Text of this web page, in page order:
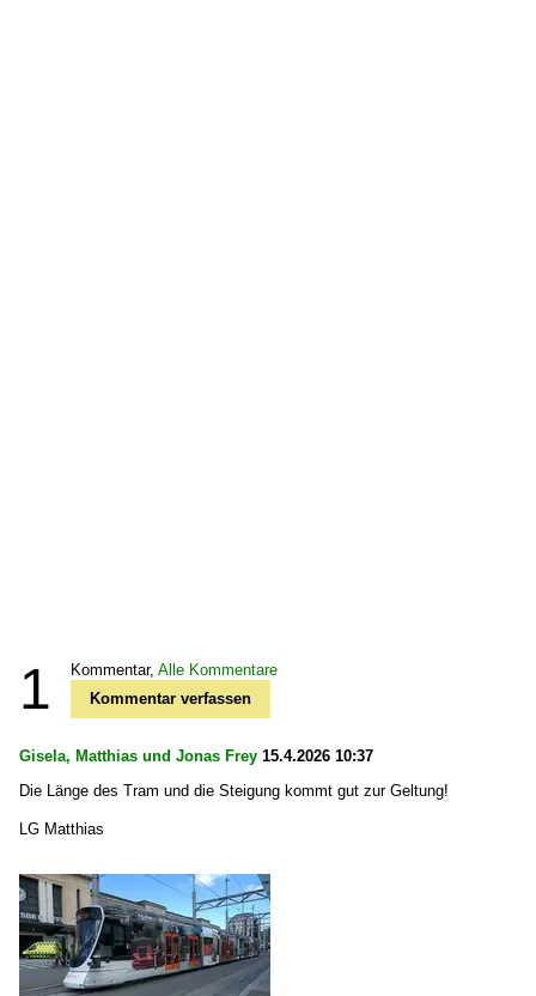
1 Kommentar, Alle Kommentare
Kommentar verfassen
Gisela, Matthias und Jonas Frey 15.4.2026 10:37
Die Länge des Tram und die Steigung kommt gut zur Geltung!
LG Matthias